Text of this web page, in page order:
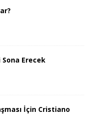
Erecek
İçin Cristiano